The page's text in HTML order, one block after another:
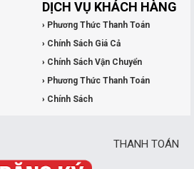
DỊCH VỤ KHÁCH HÀNG
› Phương Thức Thanh Toán
› Chính Sách Giá Cả
› Chính Sách Vận Chuyển
› Phương Thức Thanh Toán
› Chính Sách
THANH TOÁN